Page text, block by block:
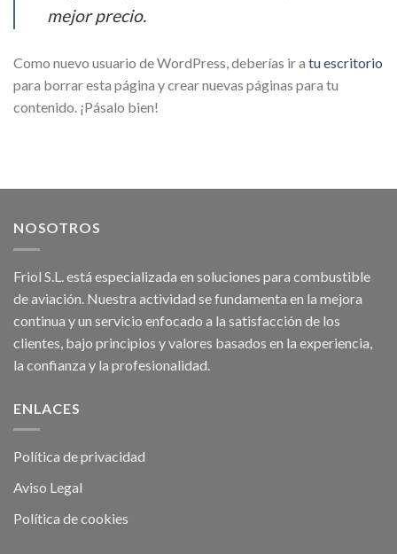
mejor precio.
Como nuevo usuario de WordPress, deberías ir a tu escritorio
para borrar esta página y crear nuevas páginas para tu
contenido. ¡Pásalo bien!
NOSOTROS
Friol S.L. está especializada en soluciones para combustible
de aviación. Nuestra actividad se fundamenta en la mejora
continua y un servicio enfocado a la satisfacción de los
clientes, bajo principios y valores basados en la experiencia,
la confianza y la profesionalidad.
ENLACES
Política de privacidad
Aviso Legal
Política de cookies